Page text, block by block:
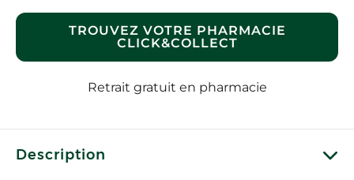
TROUVEZ VOTRE PHARMACIE
CLICK&COLLECT
Retrait gratuit en pharmacie
Description